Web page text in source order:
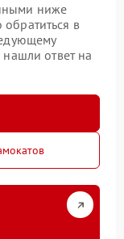
ниже
в
ответ на